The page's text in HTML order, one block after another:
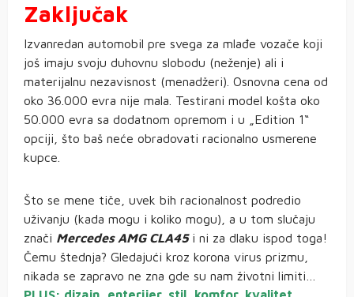
Zaključak
Izvanredan automobil pre svega za mlađe vozače koji
još imaju svoju duhovnu slobodu (neženje) ali i
materijalnu nezavisnost (menadžeri). Osnovna cena od
oko 36.000 evra nije mala. Testirani model košta oko
50.000 evra sa dodatnom opremom i u „Edition 1“
opciji, što baš neće obradovati racionalno usmerene
kupce.
Što se mene tiče, uvek bih racionalnost podredio
uživanju (kada mogu i koliko mogu), a u tom slučaju
znači Mercedes AMG CLA45 i ni za dlaku ispod toga!
Čemu štednja? Gledajući kroz korona virus prizmu,
nikada se zapravo ne zna gde su nam životni limiti…